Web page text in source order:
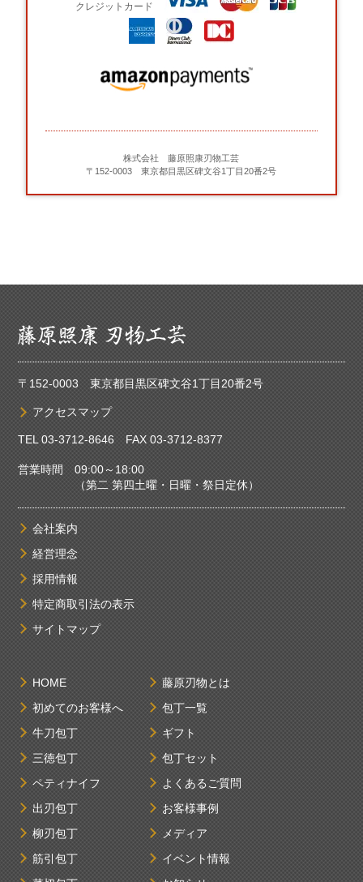
クレジットカード
株式会社 藤原照康刃物工芸
〒152-0003 東京都目黒区碑文谷1丁目20番2号
〒152-0003 東京都目黒区碑文谷1丁目20番2号
アクセスマップ
TEL03-3712-8646FAX 03-3712-8377
営業時間 09:00～18:00
（第二 第四土曜・日曜・祭日定休）
会社案内
経営理念
採用情報
特定商取引法の表示
サイトマップ
HOME
初めてのお客様へ
牛刀包丁
三徳包丁
ペティナイフ
出刃包丁
柳刃包丁
筋引包丁
藤原刃物とは
包丁一覧
ギフト
包丁セット
よくあるご質問
お客様事例
メディア
イベント情報